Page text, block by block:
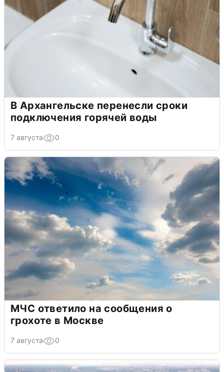
В Архангельске перенесли сроки
подключения горячей воды
7 августа 0
МЧС ответило на сообщения о
грохоте в Москве
7 августа 0